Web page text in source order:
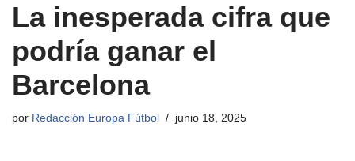
La inesperada cifra que
podría ganar el
Barcelona
por Redacción Europa Fútbol junio 18, 2025